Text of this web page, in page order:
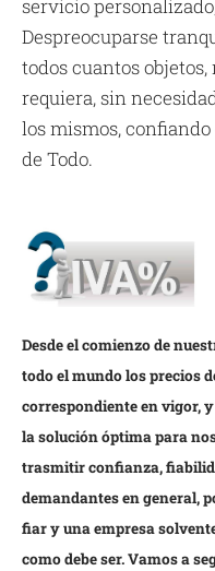
servicio
Despreocuparse
todos cuantos
requiera, sin
los mismos, confiando
de Todo.
Desde el comienzo de
todo el mundo los precios
correspondiente en vigor,
la solución óptima para
trasmitir confianza,
demandantes en general,
fiar y una empresa
como debe ser. Vamos a